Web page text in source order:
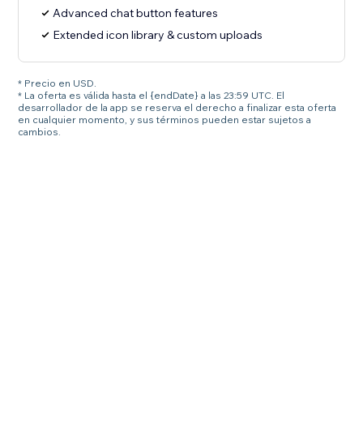
Advanced chat button features
Extended icon library & custom uploads
* Precio en USD.
* La oferta es válida hasta el {endDate} a las 23:59 UTC. El
desarrollador de la app se reserva el derecho a finalizar esta oferta
en cualquier momento, y sus términos pueden estar sujetos a
cambios.